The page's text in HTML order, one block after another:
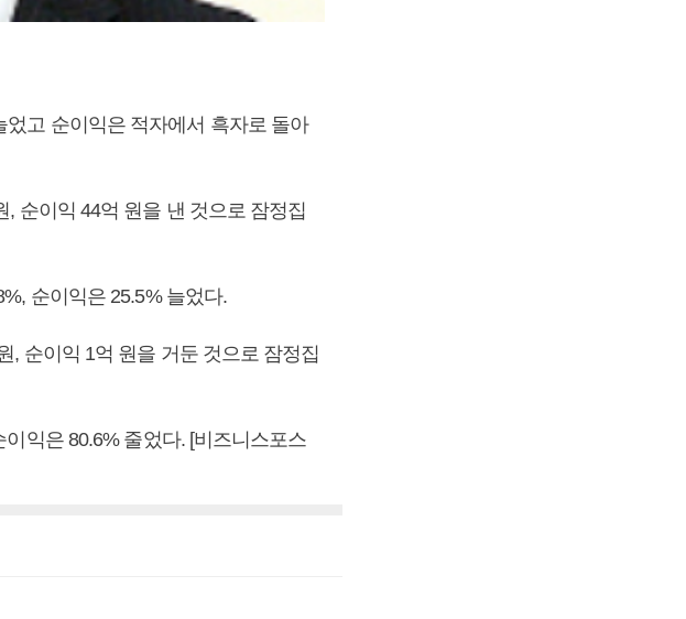
고 순이익은 적자에서 흑자로 돌아
순이익 44억 원을 낸 것으로 잠정집
순이익은 25.5% 늘었다.
, 순이익 1억 원을 거둔 것으로 잠정집
익은 80.6% 줄었다. [비즈니스포스